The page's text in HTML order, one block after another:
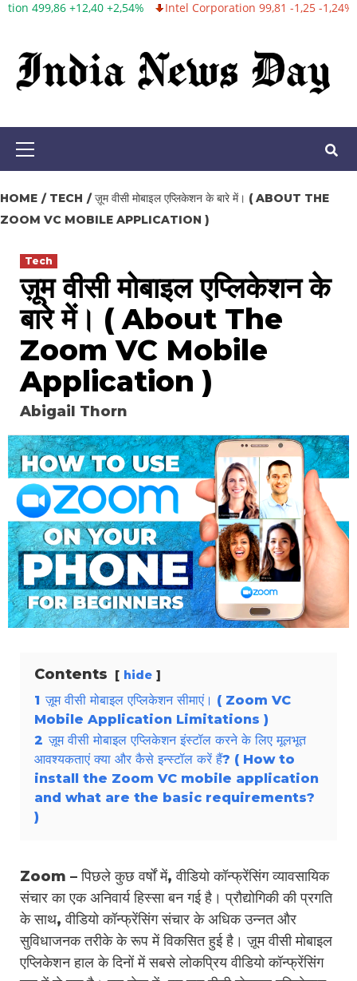
Skip
content
Intel Corporation 99,81 -1,25 -1,24% Twitter, Inc. 53,70
Primary
HOME TECH
ज़ूम वीसी मोबाइल एप्लिकेशन के बारे में। ( ABOUT THE
ZOOM VC MOBILE APPLICATION )
Tech
ज़ूम वीसी मोबाइल एप्लिकेशन के
बारे में। ( About The
Zoom VC Mobile
Application )
Abigail Thorn
Contents hide
1 ज़ूम वीसी मोबाइल एप्लिकेशन सीमाएं। ( Zoom VC
Mobile Application Limitations )
2 ज़ूम वीसी मोबाइल एप्लिकेशन इंस्टॉल करने के लिए मूलभूत
आवश्यकताएं क्या और कैसे इन्स्टॉल करें हैं? ( How to
install the Zoom VC mobile application
and what are the basic requirements?
)
Zoom – पिछले कुछ वर्षों में, वीडियो कॉन्फ्रेंसिंग व्यावसायिक
संचार का एक अनिवार्य हिस्सा बन गई है। प्रौद्योगिकी की प्रगति
के साथ, वीडियो कॉन्फ्रेंसिंग संचार के अधिक उन्नत और
सुविधाजनक तरीके के रूप में विकसित हुई है। ज़ूम वीसी मोबाइल
एप्लिकेशन हाल के दिनों में सबसे लोकप्रिय वीडियो कॉन्फ्रेंसिंग